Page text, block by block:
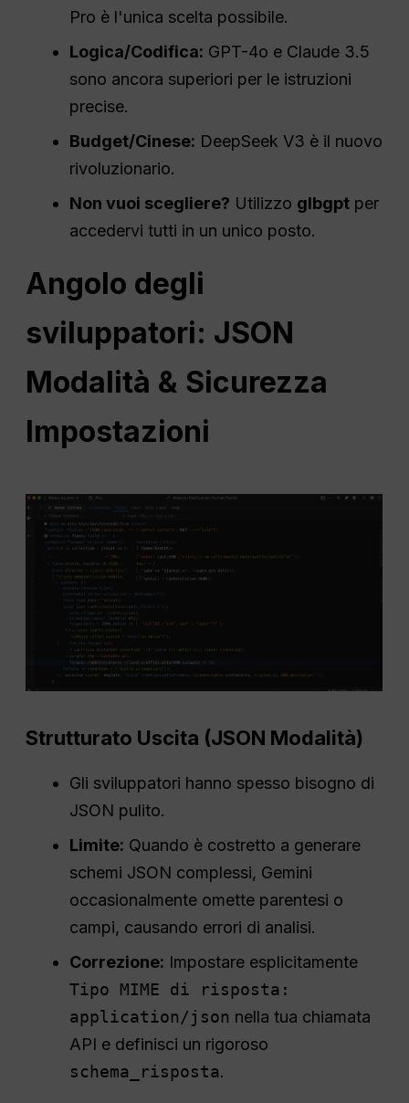
Pro è l'unica scelta possibile.
Logica/Codifica: GPT-4o e Claude 3.5
sono ancora superiori per le istruzioni
precise.
Budget/Cinese: DeepSeek V3 è il nuovo
rivoluzionario.
Non vuoi scegliere? Utilizzo glbgpt per
accedervi tutti in un unico posto.
Angolo degli
sviluppatori: JSON
Modalità & Sicurezza
Impostazioni
Strutturato Uscita (JSON Modalità)
Gli sviluppatori hanno spesso bisogno di
JSON pulito.
Limite: Quando è costretto a generare
schemi JSON complessi, Gemini
occasionalmente omette parentesi o
campi, causando errori di analisi.
Correzione: Impostare esplicitamente
Tipo MIME di risposta:
application/json nella tua chiamata
API e definisci un rigoroso
schema_risposta.